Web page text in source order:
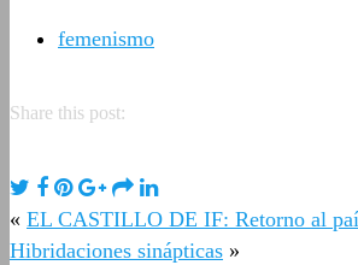
femenismo
Share this post:
« EL CASTILLO DE IF: Retorno al
Hibridaciones sinápticas »